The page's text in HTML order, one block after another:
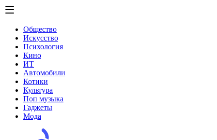
Общество
Искусство
Психология
Кино
ИТ
Автомобили
Котики
Культура
Поп музыка
Гаджеты
Мода